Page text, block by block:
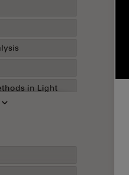
in Light
命イメージング顕